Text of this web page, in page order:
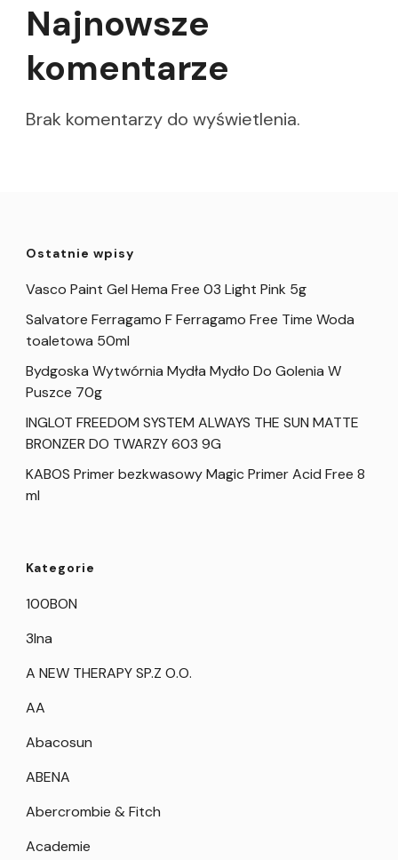
Najnowsze
komentarze
Brak komentarzy do wyświetlenia.
Ostatnie wpisy
Vasco Paint Gel Hema Free 03 Light Pink 5g
Salvatore Ferragamo F Ferragamo Free Time Woda
toaletowa 50ml
Bydgoska Wytwórnia Mydła Mydło Do Golenia W
Puszce 70g
INGLOT FREEDOM SYSTEM ALWAYS THE SUN MATTE
BRONZER DO TWARZY 603 9G
KABOS Primer bezkwasowy Magic Primer Acid Free 8
ml
Kategorie
100BON
3Ina
A NEW THERAPY SP.Z O.O.
AA
Abacosun
ABENA
Abercrombie & Fitch
Academie